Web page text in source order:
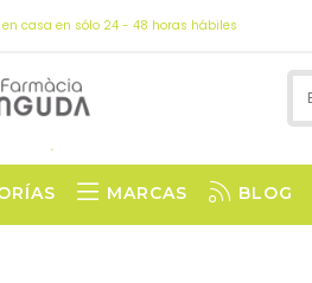
casa en sólo 24 - 48 horas hábiles
MARCAS BLOG